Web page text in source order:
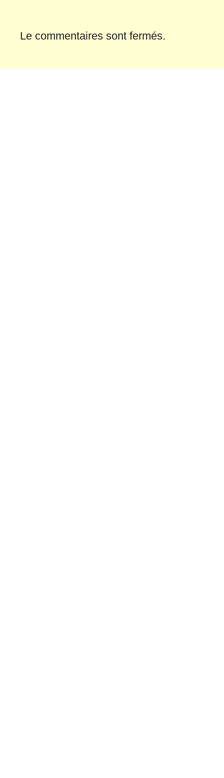
Le commentaires sont fermés.